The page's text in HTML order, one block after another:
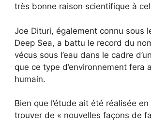
très bonne raison scientifique à
Joe Dituri, également connu sous
Deep Sea, a battu le record du
vécus sous l’eau dans le cadre
que ce type d’environnement fera
humain.
Bien que l’étude ait été réalisée
trouver de « nouvelles façons de